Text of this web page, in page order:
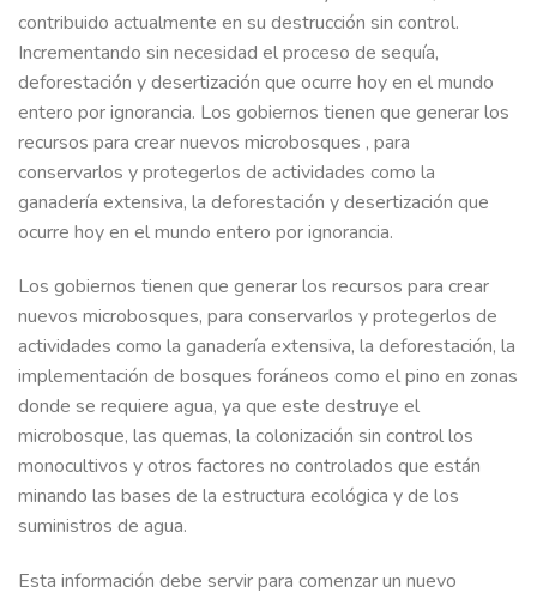
contribuido actualmente en su destrucción sin control.
Incrementando sin necesidad el proceso de sequía,
deforestación y desertización que ocurre hoy en el mundo
entero por ignorancia. Los gobiernos tienen que generar los
recursos para crear nuevos microbosques , para
conservarlos y protegerlos de actividades como la
ganadería extensiva, la deforestación y desertización que
ocurre hoy en el mundo entero por ignorancia.
Los gobiernos tienen que generar los recursos para crear
nuevos microbosques, para conservarlos y protegerlos de
actividades como la ganadería extensiva, la deforestación, la
implementación de bosques foráneos como el pino en zonas
donde se requiere agua, ya que este destruye el
microbosque, las quemas, la colonización sin control los
monocultivos y otros factores no controlados que están
minando las bases de la estructura ecológica y de los
suministros de agua.
Esta información debe servir para comenzar un nuevo